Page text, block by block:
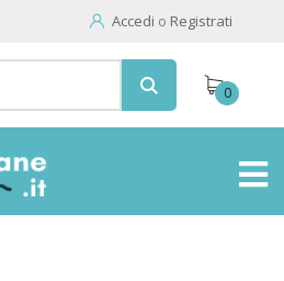
Accedi o Registrati
0